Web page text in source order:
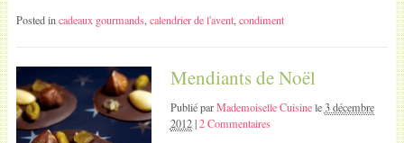
Posted incadeaux gourmands, calendrier de l'avent, condiment
Mendiants de Noël
Publié parMademoiselle Cuisinele3 décembre
2012|2 Commentaires